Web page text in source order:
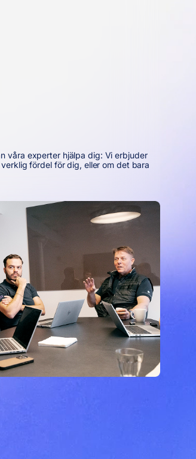
våra experter hjälpa dig: Vi erbjuder
fördel för dig, eller om det bara